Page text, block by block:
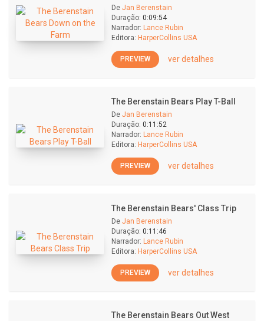
De Jan Berenstain
Duração: 0:09:54
Narrador: Lance Rubin
Editora: HarperCollins USA
PREVIEW ver detalhes
The Berenstain Bears Play T-Ball
De Jan Berenstain
Duração: 0:11:52
Narrador: Lance Rubin
Editora: HarperCollins USA
PREVIEW ver detalhes
The Berenstain Bears' Class Trip
De Jan Berenstain
Duração: 0:11:46
Narrador: Lance Rubin
Editora: HarperCollins USA
PREVIEW ver detalhes
The Berenstain Bears Out West